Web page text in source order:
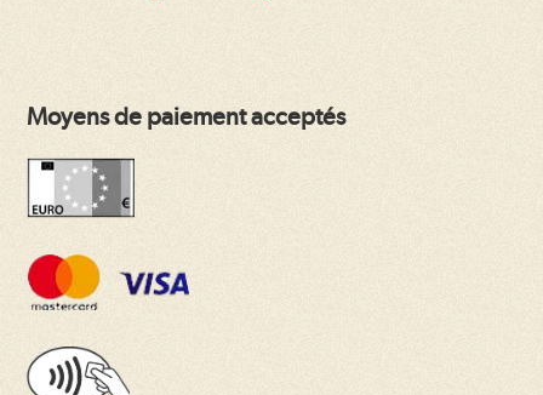
Moyens de paiement acceptés